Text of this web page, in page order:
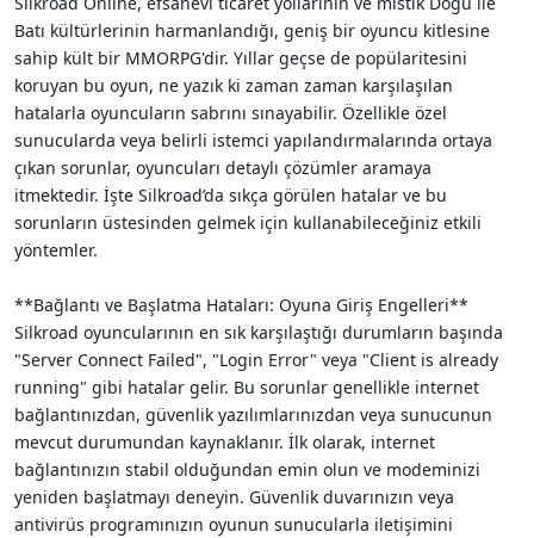
i
Batı kültürlerinin harmanlandığı, geniş bir oyuncu kitlesine
sahip kült bir MMORPG'dir. Yıllar geçse de popülaritesini
koruyan bu oyun, ne yazık ki zaman zaman karşılaşılan
hatalarla oyuncuların sabrını sınayabilir. Özellikle özel
sunucularda veya belirli istemci yapılandırmalarında ortaya
çıkan sorunlar, oyuncuları detaylı çözümler aramaya
itmektedir. İşte Silkroad’da sıkça görülen hatalar ve bu
sorunların üstesinden gelmek için kullanabileceğiniz etkili
yöntemler.
**Bağlantı ve Başlatma Hataları: Oyuna Giriş Engelleri**
Silkroad oyuncularının en sık karşılaştığı durumların başında
"Server Connect Failed", "Login Error" veya "Client is already
running" gibi hatalar gelir. Bu sorunlar genellikle internet
bağlantınızdan, güvenlik yazılımlarınızdan veya sunucunun
mevcut durumundan kaynaklanır. İlk olarak, internet
bağlantınızın stabil olduğundan emin olun ve modeminizi
yeniden başlatmayı deneyin. Güvenlik duvarınızın veya
antivirüs programınızın oyunun sunucularla iletişimini